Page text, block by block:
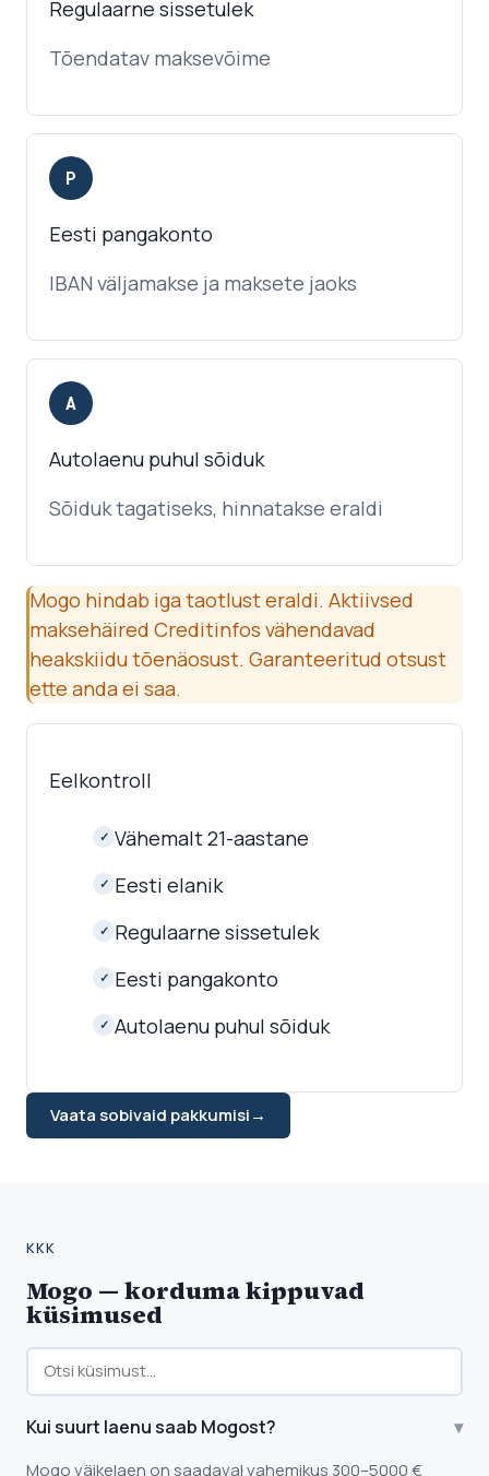
Regulaarne sissetulek
Tõendatav maksevõime
P
Eesti pangakonto
IBAN väljamakse ja maksete jaoks
A
Autolaenu puhul sõiduk
Sõiduk tagatiseks, hinnatakse eraldi
Mogo hindab iga taotlust eraldi. Aktiivsed
maksehäired Creditinfos vähendavad
heakskiidu tõenäosust. Garanteeritud otsust
ette anda ei saa.
Eelkontroll
✓ Vähemalt 21-aastane
✓ Eesti elanik
✓ Regulaarne sissetulek
✓ Eesti pangakonto
✓ Autolaenu puhul sõiduk
Vaata sobivaid pakkumisi→
KKK
Mogo — korduma kippuvad
küsimused
Kui suurt laenu saab Mogost? ▾
Mogo väikelaen on saadaval vahemikus 300–5000 €